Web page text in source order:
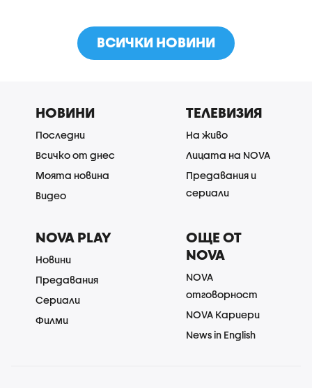
ВСИЧКИ НОВИНИ
НОВИНИ
Последни
Всичко от днес
Моята новина
Видео
ТЕЛЕВИЗИЯ
На живо
Лицата на NOVA
Предавания и
сериали
NOVA PLAY
Новини
Предавания
Сериали
Филми
ОЩЕ ОТ
NOVA
NOVA
отговорност
NOVA Кариери
News in English